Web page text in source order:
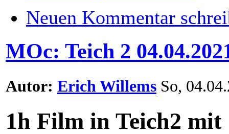
Neuen Kommentar
MOc: Teich 2
Autor: Erich Willems So,
1h Film in Teich2 mit